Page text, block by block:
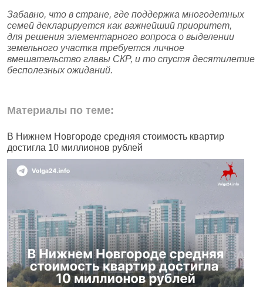
Забавно, что в стране, где поддержка многодетных
семей декларируется как важнейший приоритет,
для решения элементарного вопроса о выделении
земельного участка требуется личное
вмешательство главы СКР, и то спустя десятилетие
бесполезных ожиданий.
Материалы по теме:
В Нижнем Новгороде средняя стоимость квартир
достигла 10 миллионов рублей